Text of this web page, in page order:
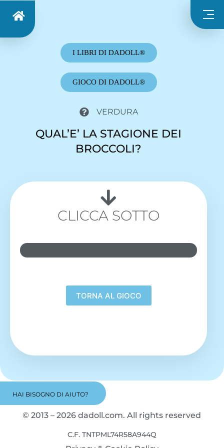
HAI BISOGNO DI AIUTO?
I LIBRI DI DADOLL®
GIOCO DI DADOLL®
VERDURA
QUAL’E’ LA STAGIONE DEI
BROCCOLI?
CLICCA SOTTO
© 2013 – 2026 dadoll.com. All rights reserved
C.F. TNTPML74R58A944Q